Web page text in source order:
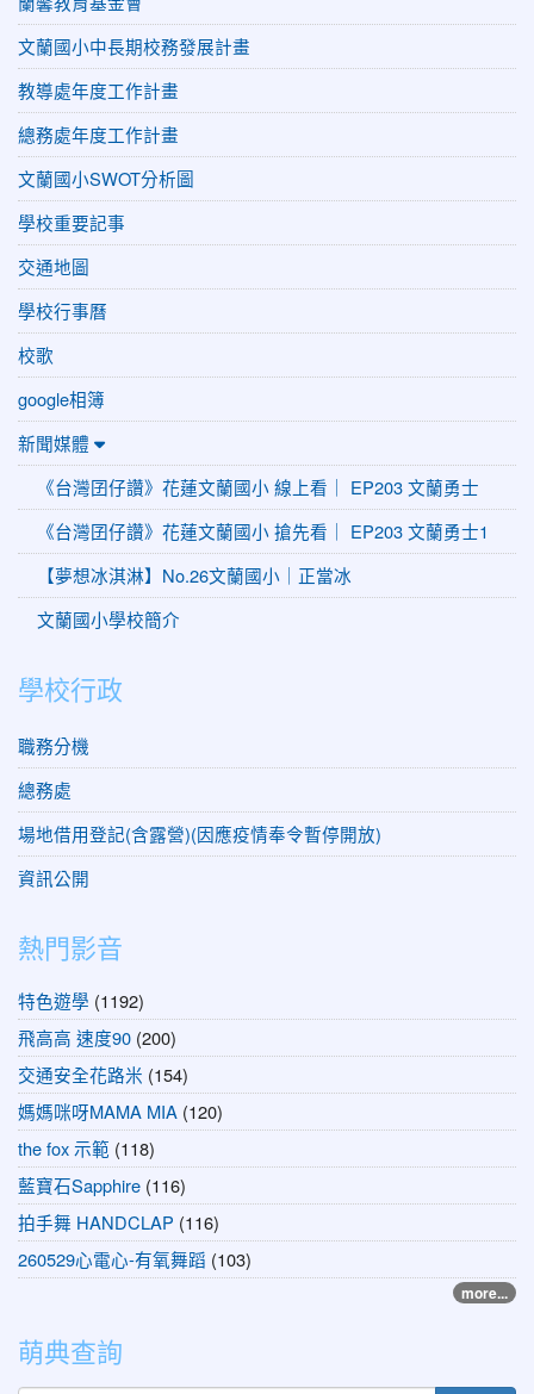
文蘭國小中長期校務發展計畫
教導處年度工作計畫
總務處年度工作計畫
文蘭國小SWOT分析圖
學校重要記事
交通地圖
學校行事曆
校歌
google相簿
新聞媒體
《台灣囝仔讚》花蓮文蘭國小 線上看｜ EP203 文蘭勇士
《台灣囝仔讚》花蓮文蘭國小 搶先看｜ EP203 文蘭勇士1
【夢想冰淇淋】No.26文蘭國小｜正當冰
文蘭國小學校簡介
學校行政
職務分機
總務處
場地借用登記(含露營)(因應疫情奉令暫停開放)
資訊公開
熱門影音
特色遊學 (1192)
飛高高 速度90 (200)
交通安全花路米 (154)
媽媽咪呀MAMA MIA (120)
the fox 示範 (118)
藍寶石Sapphire (116)
拍手舞 HANDCLAP (116)
260529心電心-有氧舞蹈 (103)
more...
萌典查詢